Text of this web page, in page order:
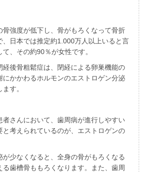
骨強度が低下し、骨がもろくなって骨折
、日本では推定約1.000万人以上いると言
、その約90％が女性です。
経後骨粗鬆症は、閉経による卵巣機能の
にかかわるホルモンのエストロゲン分泌
す。
者さんにおいて、歯周病が進行しやすい
と考えられているのが、エストロゲンの
が少なくなると、全身の骨がもろくなる
る歯槽骨ももろくなります。また、歯周